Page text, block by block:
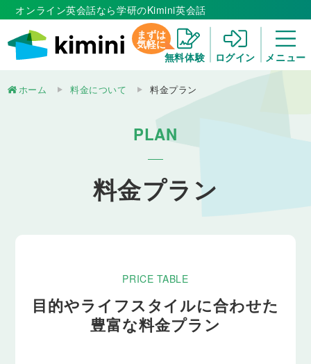
オンライン英会話なら学研のKimini英会話
まずは
気軽に
無料体験
ログイン メニュー
ホーム 料金について 料金プラン
PLAN
料金プラン
PRICE TABLE
目的やライフスタイルに合わせた
豊富な料金プラン